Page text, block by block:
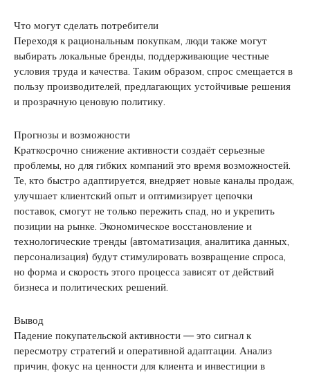
Что могут сделать потребители
Переходя к рациональным покупкам, люди также могут
выбирать локальные бренды, поддерживающие честные
условия труда и качества. Таким образом, спрос смещается в
пользу производителей, предлагающих устойчивые решения
и прозрачную ценовую политику.
Прогнозы и возможности
Краткосрочно снижение активности создаёт серьезные
проблемы, но для гибких компаний это время возможностей.
Те, кто быстро адаптируется, внедряет новые каналы продаж,
улучшает клиентский опыт и оптимизирует цепочки
поставок, смогут не только пережить спад, но и укрепить
позиции на рынке. Экономическое восстановление и
технологические тренды (автоматизация, аналитика данных,
персонализация) будут стимулировать возвращение спроса,
но форма и скорость этого процесса зависят от действий
бизнеса и политических решений.
Вывод
Падение покупательской активности — это сигнал к
пересмотру стратегий и оперативной адаптации. Анализ
причин, фокус на ценности для клиента и инвестиции в